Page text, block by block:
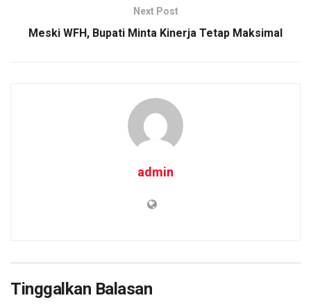
Next Post
Meski WFH, Bupati Minta Kinerja Tetap Maksimal
admin
Tinggalkan Balasan